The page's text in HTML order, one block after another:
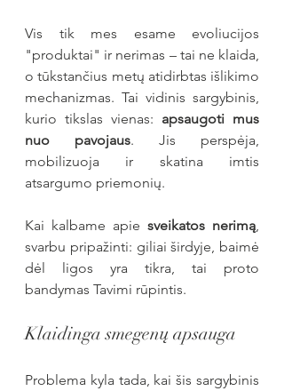
Vis tik mes esame evoliucijos
"produktai" ir nerimas – tai ne klaida,
o tūkstančius metų atidirbtas išlikimo
mechanizmas. Tai vidinis sargybinis,
kurio tikslas vienas: apsaugoti mus
nuo pavojaus. Jis perspėja,
mobilizuoja ir skatina imtis
atsargumo priemonių.
Kai kalbame apie sveikatos nerimą
svarbu pripažinti: giliai širdyje, baimė
dėl ligos yra tikra, tai proto
bandymas Tavimi rūpintis.
Klaidinga smegenų apsauga
Problema kyla tada, kai šis sargybinis